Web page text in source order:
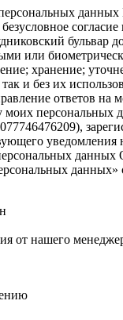
бульвар
или
хранение;
так и без их
ответов
моих
данных»
от нашего